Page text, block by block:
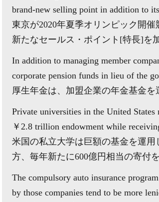
brand-new selling point in addition to
東京が2020年夏季オリンピック開
新たなセールス・ポイント[特長]を
In addition to managing member
corporate pension funds in lieu of the
厚生年金は、加盟企業の年金基金
Private universities in the United
￥2.8 trillion endowment while
米国の私立大学は巨額の基金を運
方、毎年新たに600億円相当の寄付
The compulsory auto insurance
by those companies tend to be more